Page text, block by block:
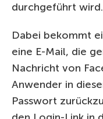
durchgeführt wird.
Dabei bekommt
eine E-Mail, die
Nachricht von
Anwender in
Passwort